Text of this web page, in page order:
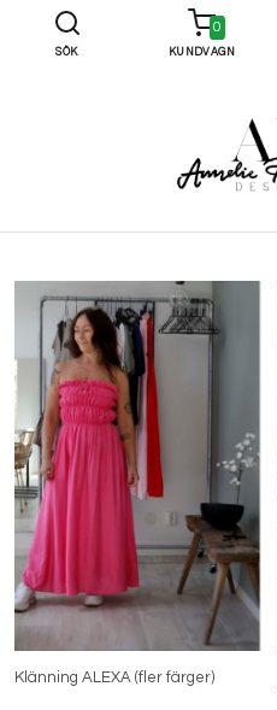
SÖK
0
KUNDVAGN
Klänning ALEXA (fler färger)